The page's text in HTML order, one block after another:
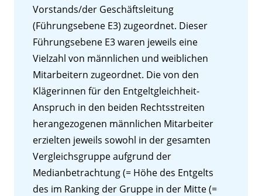
Vorstands/der Geschäftsleitung
(Führungsebene E3) zugeordnet. Dieser
Führungsebene E3 waren jeweils eine
Vielzahl von männlichen und weiblichen
Mitarbeitern zugeordnet. Die von den
Klägerinnen für den Entgeltgleichheit-
Anspruch in den beiden Rechtsstreiten
herangezogenen männlichen Mitarbeiter
erzielten jeweils sowohl in der gesamten
Vergleichsgruppe aufgrund der
Medianbetrachtung (= Höhe des Entgelts
des im Ranking der Gruppe in der Mitte (=